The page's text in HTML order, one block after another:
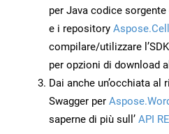
per Java codice sorgente
e i repository
compilare/utilizzare
per opzioni di download
Dai anche un’occhiata
Swagger per
saperne di più sull’ API